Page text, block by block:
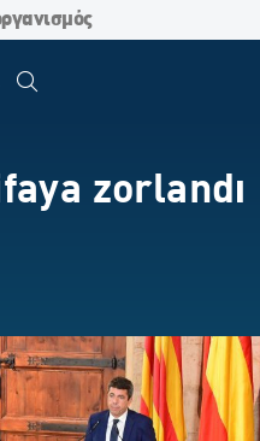
zorlandı